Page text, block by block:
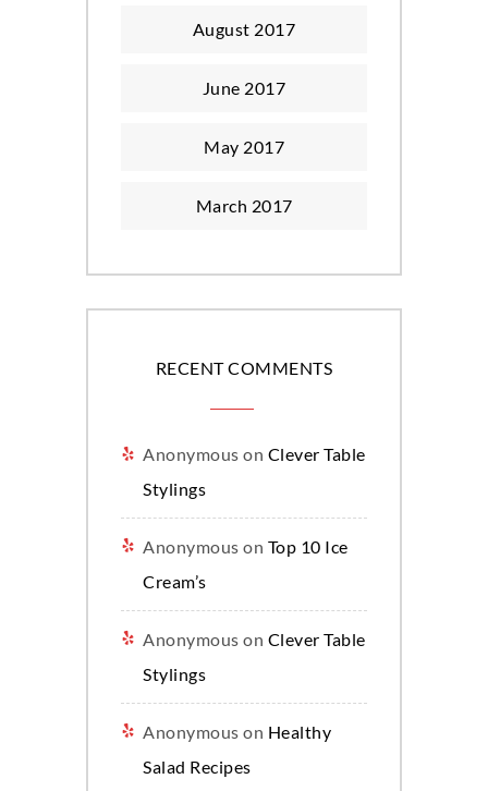
August 2017
June 2017
May 2017
March 2017
RECENT COMMENTS
Anonymous on Clever Table
Stylings
Anonymous on Top 10 Ice
Cream’s
Anonymous on Clever Table
Stylings
Anonymous on Healthy
Salad Recipes